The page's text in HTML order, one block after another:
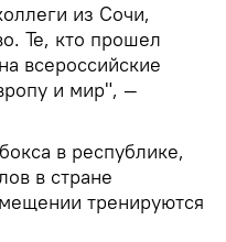
из Сочи,
Те, кто прошел
всероссийские
и мир", —
в республике,
в стране
тренируются